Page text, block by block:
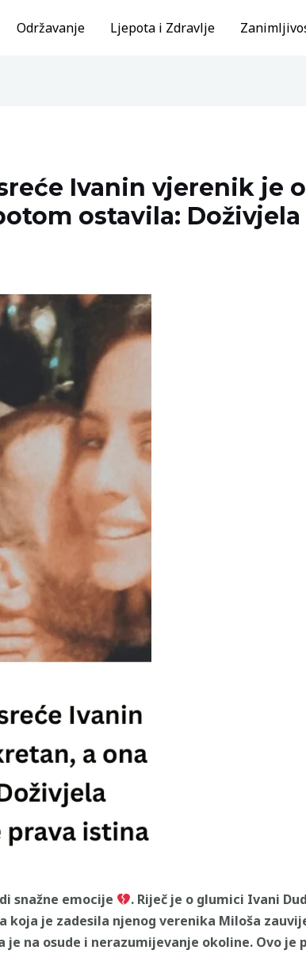
Održavanje Ljepota i Zdravlje
Ivanin vjerenik je
ostavila:
snažne emocije
. Riječ je o glumici Ivani
koja je zadesila njenog verenika Miloša
na osude i nerazumijevanje okoline. Ovo je